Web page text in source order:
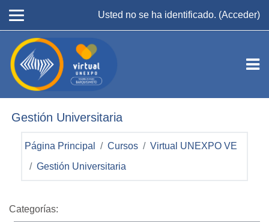
Usted no se ha identificado. (Acceder)
Gestión Universitaria
Página Principal Cursos Virtual UNEXPO VE
Gestión Universitaria
Categorías: